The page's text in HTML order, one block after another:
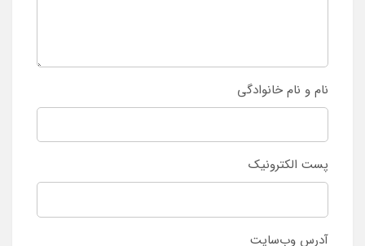
نام و نام خانوادگی
پست الکترونیک
آدرس وب‌سایت